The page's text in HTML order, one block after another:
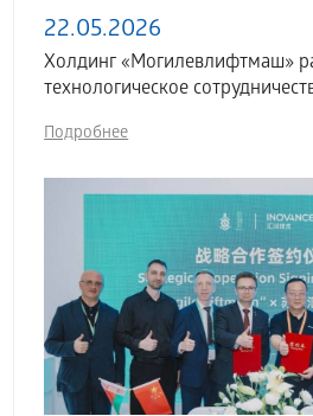
22.05.2026
Холдинг «Могилевлифтмаш»
технологическое
Подробнее